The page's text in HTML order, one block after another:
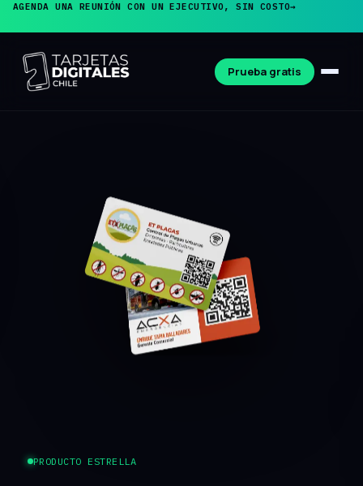
AGENDA UNA REUNIÓN CON UN EJECUTIVO, SIN COSTO→
Prueba gratis
PRODUCTO ESTRELLA